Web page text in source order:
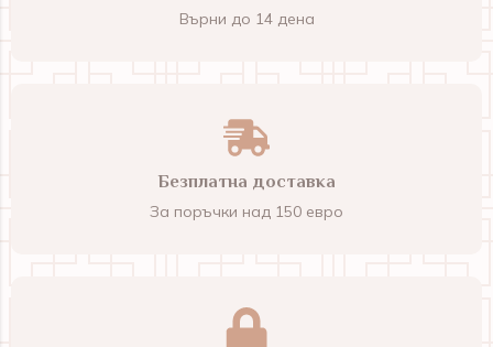
Върни до 14 дена
Безплатна доставка
За поръчки над 150 евро